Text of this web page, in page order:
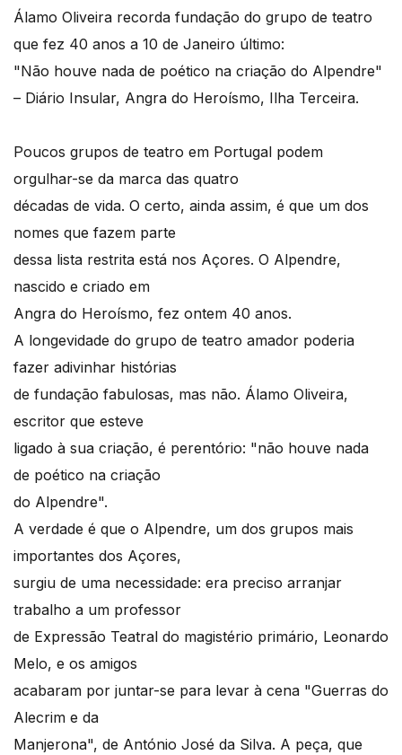
Álamo Oliveira recorda fundação do grupo de teatro
que fez 40 anos a 10 de Janeiro último:
"Não houve nada de poético na criação do Alpendre"
– Diário Insular, Angra do Heroísmo, Ilha Terceira.
Poucos grupos de teatro em Portugal podem
orgulhar-se da marca das quatro
décadas de vida. O certo, ainda assim, é que um dos
nomes que fazem parte
dessa lista restrita está nos Açores. O Alpendre,
nascido e criado em
Angra do Heroísmo, fez ontem 40 anos.
A longevidade do grupo de teatro amador poderia
fazer adivinhar histórias
de fundação fabulosas, mas não. Álamo Oliveira,
escritor que esteve
ligado à sua criação, é perentório: "não houve nada
de poético na criação
do Alpendre".
A verdade é que o Alpendre, um dos grupos mais
importantes dos Açores,
surgiu de uma necessidade: era preciso arranjar
trabalho a um professor
de Expressão Teatral do magistério primário, Leonardo
Melo, e os amigos
acabaram por juntar-se para levar à cena "Guerras do
Alecrim e da
Manjerona", de António José da Silva. A peça, que